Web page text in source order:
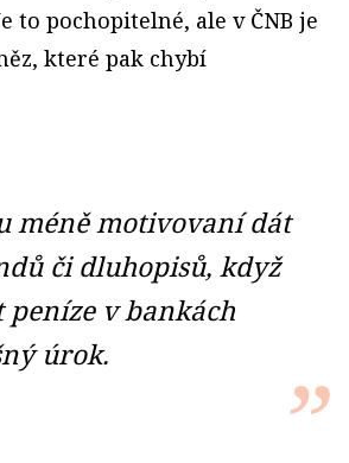
to pochopitelné, ale v ČNB je
které pak chybí
méně motivovaní dát
či dluhopisů, když
v bankách
úrok.